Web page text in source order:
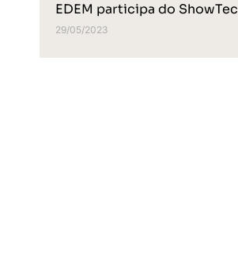
EDEM participa do ShowTec
29/05/2023